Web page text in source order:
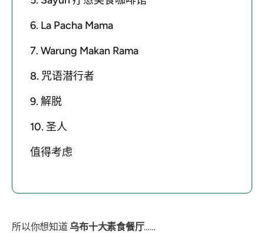
6. La Pacha Mama
7. Warung Makan Rama
8. 咒语潜行者
9. 解脱
10. 圣人
值得考虑
所以你想知道 乌布十大素食餐厅……